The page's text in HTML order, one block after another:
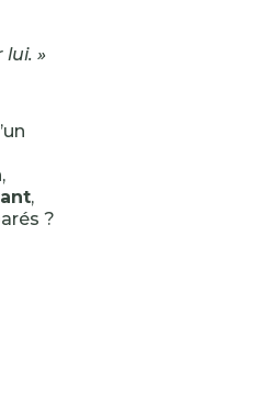
lui. »
,
?